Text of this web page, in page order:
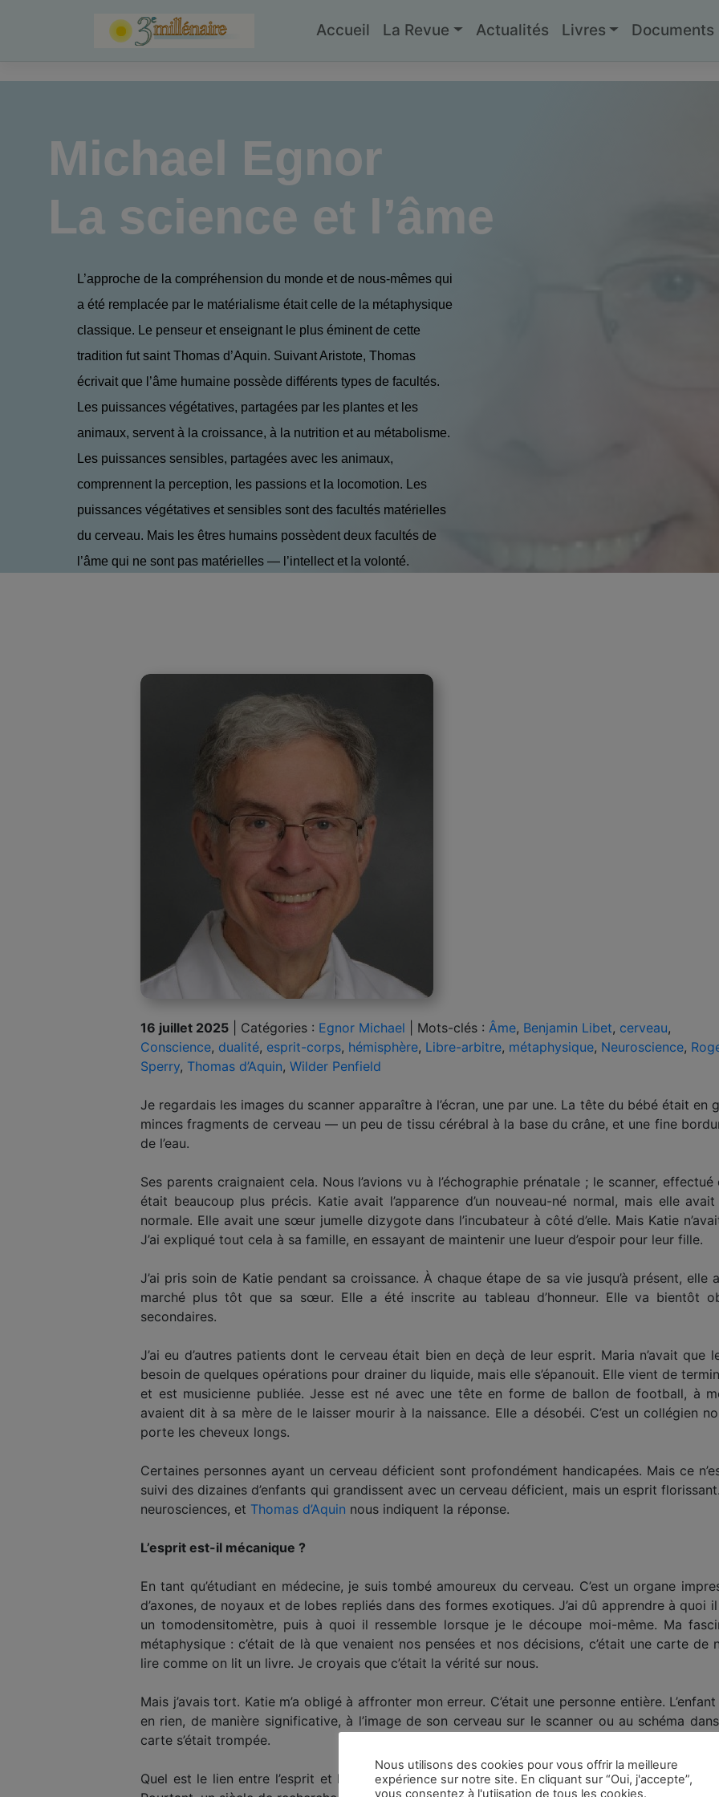
Accueil La Revue Actualités Livres
Michael Egnor
La science et l’âme
L’approche de la compréhension du monde et de nous-mêmes qui
a été remplacée par le matérialisme était celle de la métaphysique
classique. Le penseur et enseignant le plus éminent de cette
tradition fut saint Thomas d’Aquin. Suivant Aristote, Thomas
écrivait que l’âme humaine possède différents types de facultés.
Les puissances végétatives, partagées par les plantes et les
animaux, servent à la croissance, à la nutrition et au métabolisme.
Les puissances sensibles, partagées avec les animaux,
comprennent la perception, les passions et la locomotion. Les
puissances végétatives et sensibles sont des facultés matérielles
du cerveau. Mais les êtres humains possèdent deux facultés de
l’âme qui ne sont pas matérielles — l’intellect et la volonté.
16 juillet 2025 Catégories : Egnor Michael Mots-clés : Âme, Benjamin Libet, cerveau,
Conscience, dualité, esprit-corps, hémisphère, Libre-arbitre, métaphysique, Neuroscience,
Sperry, Thomas d’Aquin, Wilder Penfield
Je regardais les images du scanner apparaître à l’écran, une par une. La tête du bébé était en
minces fragments de cerveau — un peu de tissu cérébral à la base du crâne, et une fine
de l’eau.
Ses parents craignaient cela. Nous l’avions vu à l’échographie prénatale ; le scanner,
était beaucoup plus précis. Katie avait l’apparence d’un nouveau-né normal, mais elle
normale. Elle avait une sœur jumelle dizygote dans l’incubateur à côté d’elle. Mais Katie
J’ai expliqué tout cela à sa famille, en essayant de maintenir une lueur d’espoir pour leur fille.
J’ai pris soin de Katie pendant sa croissance. À chaque étape de sa vie jusqu’à présent, elle
marché plus tôt que sa sœur. Elle a été inscrite au tableau d’honneur. Elle va bientôt
secondaires.
J’ai eu d’autres patients dont le cerveau était bien en deçà de leur esprit. Maria n’avait que
besoin de quelques opérations pour drainer du liquide, mais elle s’épanouit. Elle vient de
et est musicienne publiée. Jesse est né avec une tête en forme de ballon de football, à
avaient dit à sa mère de le laisser mourir à la naissance. Elle a désobéi. C’est un collégien
porte les cheveux longs.
Certaines personnes ayant un cerveau déficient sont profondément handicapées. Mais ce
suivi des dizaines d’enfants qui grandissent avec un cerveau déficient, mais un esprit
neurosciences, et Thomas d’Aquin nous indiquent la réponse.
L’esprit est-il mécanique ?
En tant qu’étudiant en médecine, je suis tombé amoureux du cerveau. C’est un organe
d’axones, de noyaux et de lobes repliés dans des formes exotiques. J’ai dû apprendre à quoi
un tomodensitomètre, puis à quoi il ressemble lorsque je le découpe moi-même. Ma
métaphysique : c’était de là que venaient nos pensées et nos décisions, c’était une carte de
lire comme on lit un livre. Je croyais que c’était la vérité sur nous.
Mais j’avais tort. Katie m’a obligé à affronter mon erreur. C’était une personne entière.
en rien, de manière significative, à l’image de son cerveau sur le scanner ou au schéma
carte s’était trompée.
Quel est le lien entre l’esprit et le cerveau ? Cette question est au cœur de ma vie
Nous utilisons des cookies pour vous offrir la meilleure
expérience sur notre site. En cliquant sur “Oui, j'accepte”,
vous consentez à l'utiisation de tous les cookies.